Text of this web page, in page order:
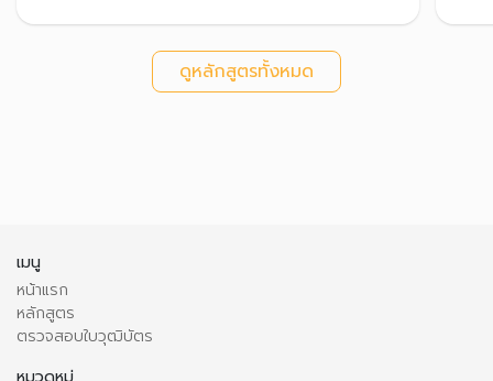
ดูหลักสูตรทั้งหมด
เมนู
หน้าแรก
หลักสูตร
ตรวจสอบใบวุฒิบัตร